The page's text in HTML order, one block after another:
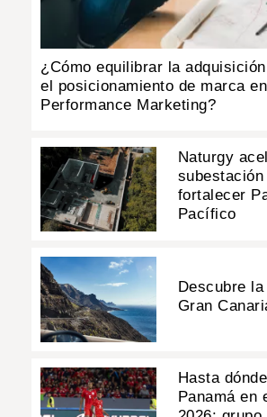
¿Cómo equilibrar la
el posicionamiento de marca
Performance Marketing?
Naturgy
subestación
fortalecer
Pacífico
Descubre
Gran
Hasta
Panamá en